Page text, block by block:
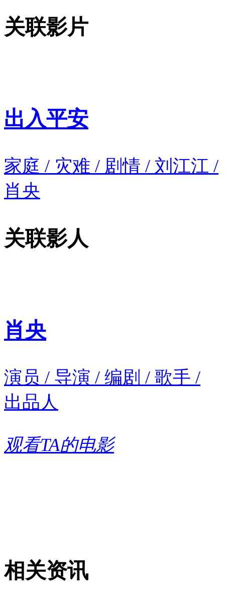
关联影片
出入平安
家庭 / 灾难 / 剧情 / 刘江江 /
肖央
关联影人
肖央
演员 / 导演 / 编剧 / 歌手 /
出品人
观看TA的电影
相关资讯